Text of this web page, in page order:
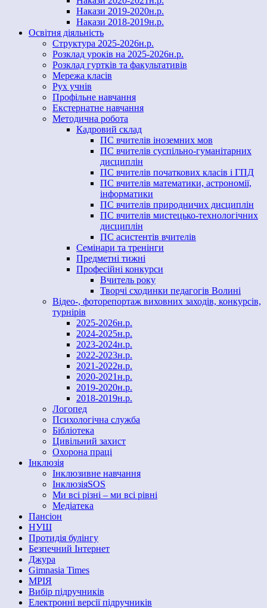
Накази 2019-2020н.р.
Накази 2018-2019н.р.
Освітня діяльність
Структура 2025-2026н.р.
Розклад уроків на 2025-2026н.р.
Розклад гуртків та факультативів
Мережа класів
Рух учнів
Профільне навчання
Екстернатне навчання
Методична робота
Кадровий склад
ПС вчителів іноземних мов
ПС вчителів суспільно-гуманітарних
дисциплін
ПС вчителів початкових класів і ГПД
ПС вчителів математики, астрономії,
інформатики
ПС вчителів природничих дисциплін
ПС вчителів мистецько-технологічних
дисциплін
ПС асистентів вчителів
Семінари та тренінги
Предметні тижні
Професійні конкурси
Вчитель року
Творчі сходинки педагогів Волині
Відео-, фоторепортаж виховних заходів, конкурсів,
турнірів
2025-2026н.р.
2024-2025н.р.
2023-2024н.р.
2022-2023н.р.
2021-2022н.р.
2020-2021н.р.
2019-2020н.р.
2018-2019н.р.
Логопед
Психологічна служба
Бібліотека
Цивільний захист
Охорона праці
Інклюзія
Інклюзивне навчання
ІнклюзіяSOS
Ми всі різні – ми всі рівні
Медіатека
Пансіон
НУШ
Протидія булінгу
Безпечний Інтернет
Джура
Gimnasia Times
МРІЯ
Вибір підручників
Електронні версії підручників